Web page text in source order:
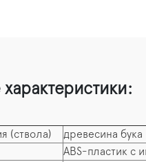
(ствола)
древесина бука
ABS-пластик с